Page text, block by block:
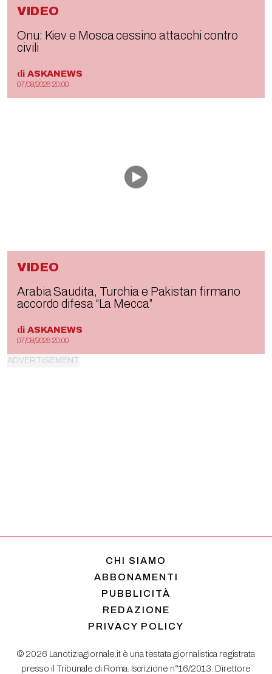
VIDEO
Onu: Kiev e Mosca cessino attacchi contro
civili
di ASKANEWS
07/08/2026 20:00
VIDEO
Arabia Saudita, Turchia e Pakistan firmano
accordo difesa “La Mecca”
di ASKANEWS
07/08/2026 20:00
CHI SIAMO
ABBONAMENTI
PUBBLICITÀ
REDAZIONE
PRIVACY POLICY
© 2026 Lanotiziagiornale.it è una testata giornalistica registrata
presso il Tribunale di Roma. Iscrizione n°16/2013. Direttore